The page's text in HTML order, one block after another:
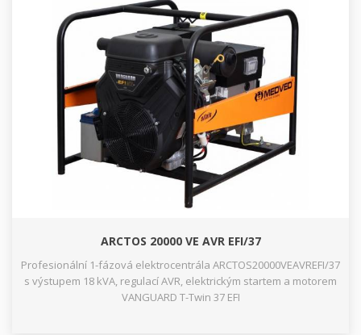
ARCTOS 20000 VE AVR EFI/37
Profesionální 1-fázová elektrocentrála ARCTOS20000VEAVREFI/37
s výstupem 18 kVA, regulací AVR, elektrickým startem a motorem
VANGUARD T-Twin 37 EFI